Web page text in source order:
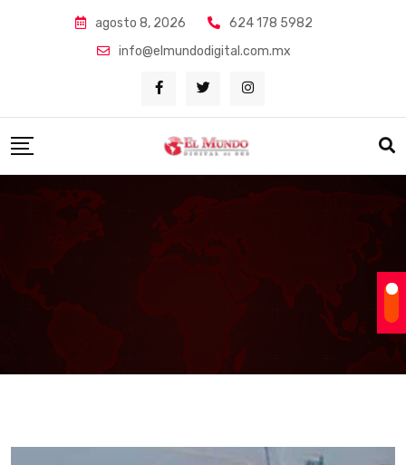
agosto 8, 2026
624 178 5982
info@elmundodigital.com.mx